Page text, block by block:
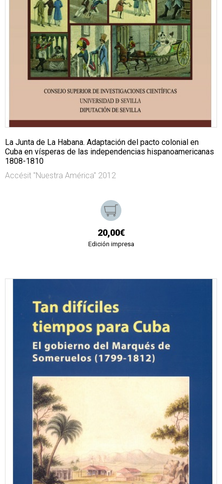
La Junta de La Habana. Adaptación del pacto colonial en
Cuba en vísperas de las independencias hispanoamericanas
1808-1810
Accésit "Nuestra América" 2012
20,00€
Edición impresa